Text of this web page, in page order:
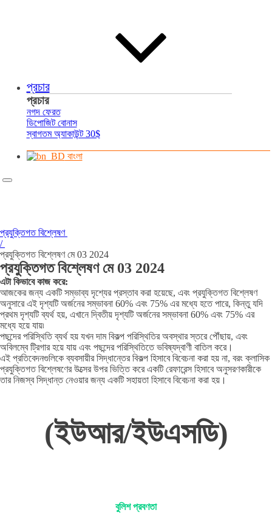
প্রচার
প্রচার
নগদ ফেরত
ডিপোজিট বোনাস
স্বাগতম অ্যাকাউন্ট 30$
বাংলা
প্রযুক্তিগত বিশ্লেষণ
/
প্রযুক্তিগত বিশ্লেষণ মে 03 2024
প্রযুক্তিগত বিশ্লেষণ মে 03 2024
এটা কিভাবে কাজ করে:
আজকের জন্য একটি সম্ভাব্য দৃশ্যের প্রস্তাব করা হয়েছে, এবং প্রযুক্তিগত বিশ্লেষণ
অনুসারে এই দৃশ্যটি অর্জনের সম্ভাবনা 60% এবং 75% এর মধ্যে হতে পারে, কিন্তু যদি
প্রথম দৃশ্যটি ব্যর্থ হয়, এখানে দ্বিতীয় দৃশ্যটি অর্জনের সম্ভাবনা 60% এবং 75% এর
মধ্যে হয়ে যায়৷
পছন্দের পরিস্থিতি ব্যর্থ হয় যখন দাম বিকল্প পরিস্থিতির অবস্থার স্তরে পৌঁছায়, এবং
অবিলম্বে ট্রিগার হয়ে যায় এবং পছন্দের পরিস্থিতিতে ভবিষ্যদ্বাণী বাতিল করে।
এই প্রতিবেদনগুলিকে ব্যবসায়ীর সিদ্ধান্তের বিকল্প হিসাবে বিবেচনা করা হয় না, বরং ক্লাসিক
প্রযুক্তিগত বিশ্লেষণের উত্সের উপর ভিত্তি করে একটি রেফারেন্স হিসাবে অনুসরণকারীকে
তার নিজস্ব সিদ্ধান্ত নেওয়ার জন্য একটি সহায়তা হিসাবে বিবেচনা করা হয়।
(ইউআর/ইউএসডি)
বুলিশ প্রবণতা